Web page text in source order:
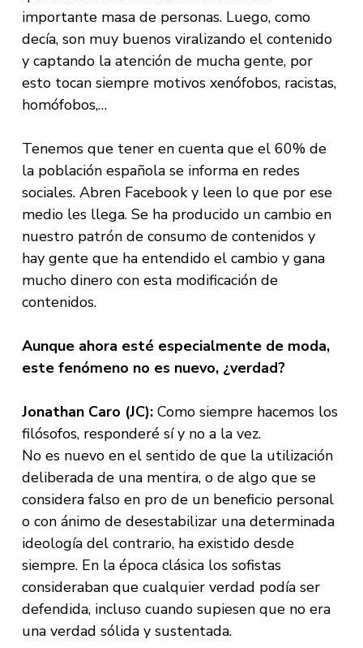
importante masa de personas. Luego, como
decía, son muy buenos viralizando el contenido
y captando la atención de mucha gente, por
esto tocan siempre motivos xenófobos, racistas,
homófobos,…
Tenemos que tener en cuenta que el 60% de
la población española se informa en redes
sociales. Abren Facebook y leen lo que por ese
medio les llega. Se ha producido un cambio en
nuestro patrón de consumo de contenidos y
hay gente que ha entendido el cambio y gana
mucho dinero con esta modificación de
contenidos.
Aunque ahora esté especialmente de moda,
este fenómeno no es nuevo, ¿verdad?
Jonathan Caro (JC):Como siempre hacemos los
filósofos, responderé sí y no a la vez.
No es nuevo en el sentido de que la utilización
deliberada de una mentira, o de algo que se
considera falso en pro de un beneficio personal
o con ánimo de desestabilizar una determinada
ideología del contrario, ha existido desde
siempre. En la época clásica los sofistas
consideraban que cualquier verdad podía ser
defendida, incluso cuando supiesen que no era
una verdad sólida y sustentada.